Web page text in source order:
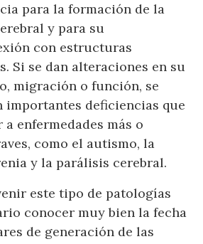
para la formación de la
y para su
con estructuras
Si se dan alteraciones en su
migración o función, se
importantes deficiencias que
a enfermedades más o
como el autismo, la
y la parálisis cerebral.
este tipo de patologías
conocer muy bien la fecha
de generación de las